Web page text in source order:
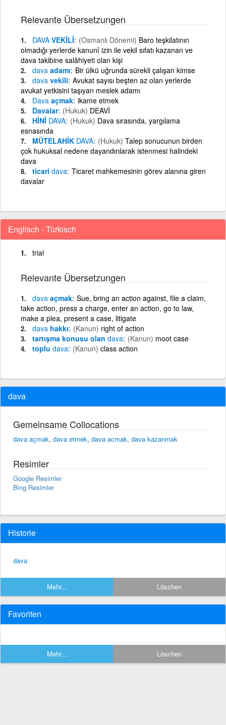
Relevante Übersetzungen
DAVA VEKİLİ (Osmanlı Dönemi) Baro teşkilatının
olmadığı yerlerde kanunî izin ile vekil sıfatı kazanan ve
dava takibine salâhiyeti olan kişi
dava adamı Bir ülkü uğrunda sürekli çalışan kimse
dava vekili Avukat sayısı beşten az olan yerlerde
avukat yetkisini taşıyan meslek adamı
Dava açmak ikame etmek
Davalar (Hukuk) DEAVİ
HİNİ DAVA (Hukuk) Dava sırasında, yargılama
esnasında
MÜTELAHİK DAVA (Hukuk) Talep sonucunun birden
çok hukuksal nedene dayandırılarak istenmesi halindeki
dava
ticari dava Ticaret mahkemesinin görev alanına giren
davalar
Englisch - Türkisch
trial
Relevante Übersetzungen
dava açmak Sue, bring an action against, file a claim,
take action, press a charge, enter an action, go to law,
make a plea, present a case, litigate
dava hakkı (Kanun) right of action
tartışma konusu olan dava (Kanun) moot case
toplu dava (Kanun) class action
dava
Gemeinsame Collocations
dava açmak, dava etmek, dava acmak, dava kazanmak
Resimler
Google Resimler
Bing Resimler
Historie
dava
Mehr... Löschen
Favoriten
Mehr... Löschen